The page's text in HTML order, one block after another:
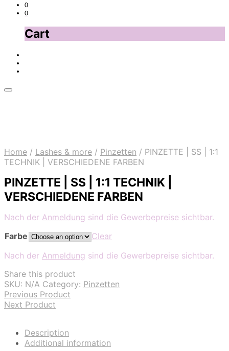
0
0
Cart
Home / Lashes & more / Pinzetten / PINZETTE | SS | 1:1
TECHNIK | VERSCHIEDENE FARBEN
PINZETTE | SS | 1:1 TECHNIK |
VERSCHIEDENE FARBEN
Nach der Anmeldung sind die Gewerbepreise sichtbar.
Farbe
Clear
Nach der Anmeldung sind die Gewerbepreise sichtbar.
Share this product
SKU: N/A Category: Pinzetten
Previous Product
Next Product
Description
Additional information